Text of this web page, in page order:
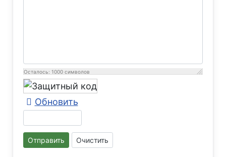
Осталось: 1000 символов
Обновить
Отправить Очистить